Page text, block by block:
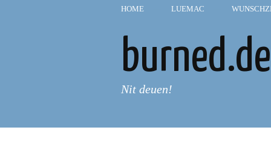
HOME LUEMAC
burned.de
Nit deuen!